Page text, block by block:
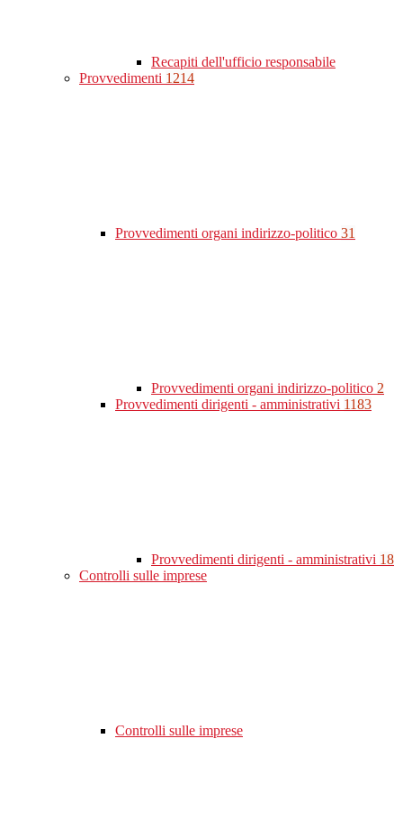
Recapiti dell'ufficio responsabile
Provvedimenti 1214
Provvedimenti organi indirizzo-politico 31
Provvedimenti organi indirizzo-politico 2
Provvedimenti dirigenti - amministrativi 1183
Provvedimenti dirigenti - amministrativi 18
Controlli sulle imprese
Controlli sulle imprese